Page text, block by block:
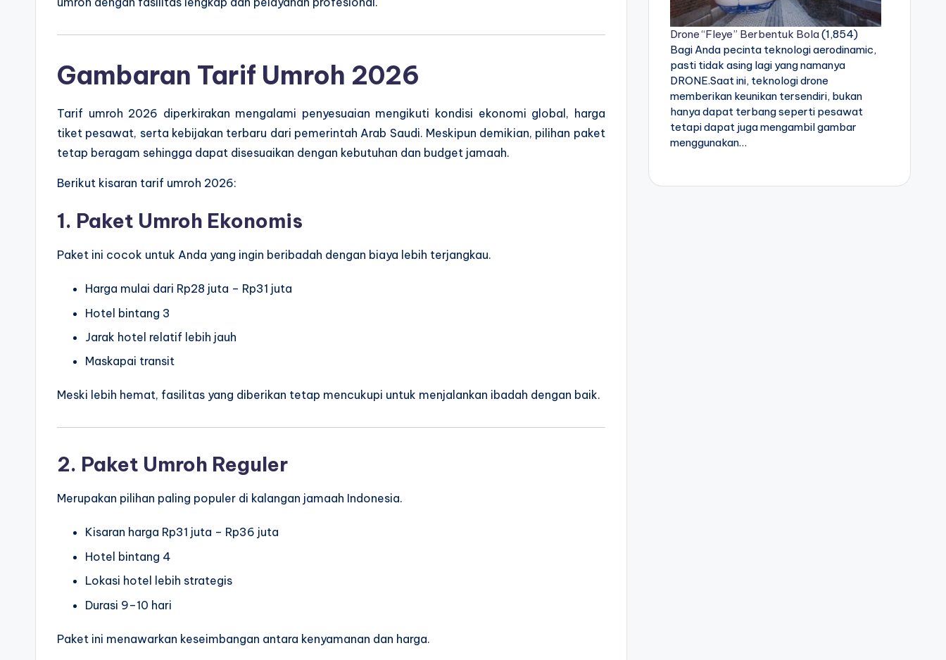
Gambaran Tarif Umroh 2026
Tarif umroh 2026 diperkirakan mengalami penyesuaian mengikuti kondisi ekonomi global, harga
tiket pesawat, serta kebijakan terbaru dari pemerintah Arab Saudi. Meskipun demikian, pilihan paket
tetap beragam sehingga dapat disesuaikan dengan kebutuhan dan budget jamaah.
Berikut kisaran tarif umroh 2026:
1. Paket Umroh Ekonomis
Paket ini cocok untuk Anda yang ingin beribadah dengan biaya lebih terjangkau.
Harga mulai dari Rp28 juta – Rp31 juta
Hotel bintang 3
Jarak hotel relatif lebih jauh
Maskapai transit
Meski lebih hemat, fasilitas yang diberikan tetap mencukupi untuk menjalankan ibadah dengan baik.
2. Paket Umroh Reguler
Merupakan pilihan paling populer di kalangan jamaah Indonesia.
Kisaran harga Rp31 juta – Rp36 juta
Hotel bintang 4
Lokasi hotel lebih strategis
Durasi 9–10 hari
Paket ini menawarkan keseimbangan antara kenyamanan dan harga.
Drone “Fleye” Berbentuk Bola(1,854)
Bagi Anda pecinta teknologi aerodinamic,
pasti tidak asing lagi yang namanya
DRONE.Saat ini, teknologi drone
memberikan keunikan tersendiri, bukan
hanya dapat terbang seperti pesawat
tetapi dapat juga mengambil gambar
menggunakan…